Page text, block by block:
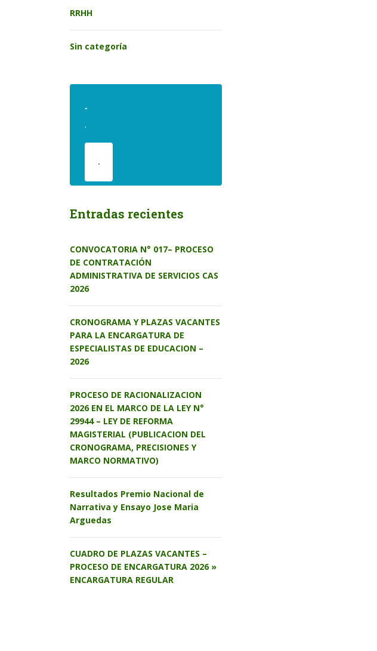
RRHH
Sin categoría
.
.
.
Entradas recientes
CONVOCATORIA N° 017– PROCESO
DE CONTRATACIÓN
ADMINISTRATIVA DE SERVICIOS CAS
2026
CRONOGRAMA Y PLAZAS VACANTES
PARA LA ENCARGATURA DE
ESPECIALISTAS DE EDUCACION –
2026
PROCESO DE RACIONALIZACION
2026 EN EL MARCO DE LA LEY N°
29944 – LEY DE REFORMA
MAGISTERIAL (PUBLICACION DEL
CRONOGRAMA, PRECISIONES Y
MARCO NORMATIVO)
Resultados Premio Nacional de
Narrativa y Ensayo Jose Maria
Arguedas
CUADRO DE PLAZAS VACANTES –
PROCESO DE ENCARGATURA 2026 »
ENCARGATURA REGULAR